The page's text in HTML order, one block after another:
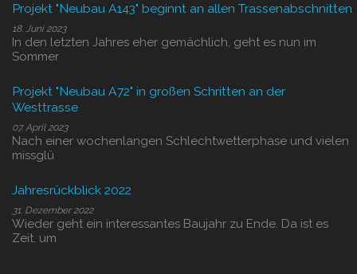
Projekt "Neubau A143" beginnt an allen Trassenabschnitten
18. Juni 2023
In den letzten Jahres eher gemächlich, geht es nun im
Sommer
Projekt "Neubau A72" in großen Schritten an der
Westtrasse
07. April 2023
Nach einer wochenlangen Schlechtwetterphase und vielen
missglü
Jahresrückblick 2022
31. Dezember 2022
Wieder geht ein interessantes Baujahr zu Ende. Da ist es
Zeit, um